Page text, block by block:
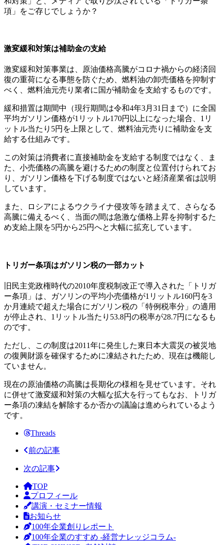
項」をご存じでしょうか？
激変緩和対策は補助金の支給
激変緩和対策事業は、原油価格高騰がコロナ禍からの経済回
復の重荷になる事態を防ぐため、燃料油の卸売価格を抑制す
べく、燃料油元売り業者に国が補助金を支給するものです。
緩和措置は期間中（現行期間は令和4年3月31日まで）に全国
平均ガソリン価格が1リットル170円以上になった場合、1リ
ットル当たり5円を上限として、燃料油元売りに補助金を支
給する仕組みです。
この対策は消費者に直接補助金を支給する制度ではなく、ま
た、小売価格の高騰を避けるための制度と位置付けられてお
り、ガソリン価格を下げる制度ではないと経済産業省は説明
しています。
また、ロシアによるウクライナ侵攻等を踏まえて、さらなる
高騰に備えるべく、当面の間は急激な価格上昇を抑制するた
め支給上限を5円から25円へと大幅に拡充しています。
トリガー条項はガソリン税の一部カット
旧民主党政権時代の2010年度税制改正で導入された「トリガ
ー条項」は、ガソリンの平均小売価格が1リットル160円を3
か月連続で超えた場合にガソリン税の「特例税率分」の適用
が停止され、1リットル当たり53.8円の税率が28.7円になるも
のです。
ただし、この制度は2011年に発生した東日本大震災の被災地
の復興財源を確保するために凍結されたため、現在は機能し
ていません。
現在の原油価格の高騰は長期化の様相を見せています。それ
に併せて激変緩和対策の大幅な拡大を行ってもなお、トリガ
ー条項の凍結を解除するか否かの議論は進められているよう
です。
Threads
前の記事
次の記事
TOP
プロフィール
講演・セミナー情報
お知らせ
100年企業創りレポート
100年企業のすすめ -経営ナレッジコラム-